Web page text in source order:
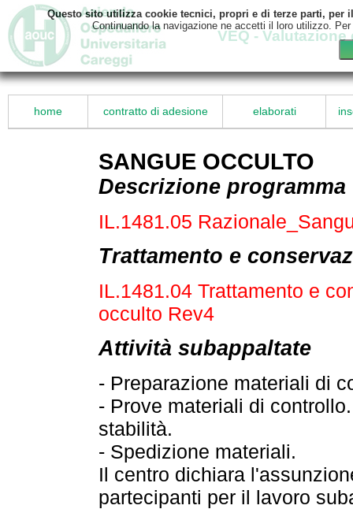
VEQ -
home contratto di adesione elaborati
SANGUE OCCULTO
Descrizione programma
IL.1481.05
Trattamento e
IL.1481.04 Trattamento e
occulto Rev4
Attività subappaltate
- Preparazione materiali di
- Prove materiali di
stabilità.
- Spedizione materiali.
Il centro dichiara
partecipanti per il lavoro
Questo sito utilizza cookie tecnici, propri e di terze parti,
Continuando la navigazione ne accetti il loro utilizzo.